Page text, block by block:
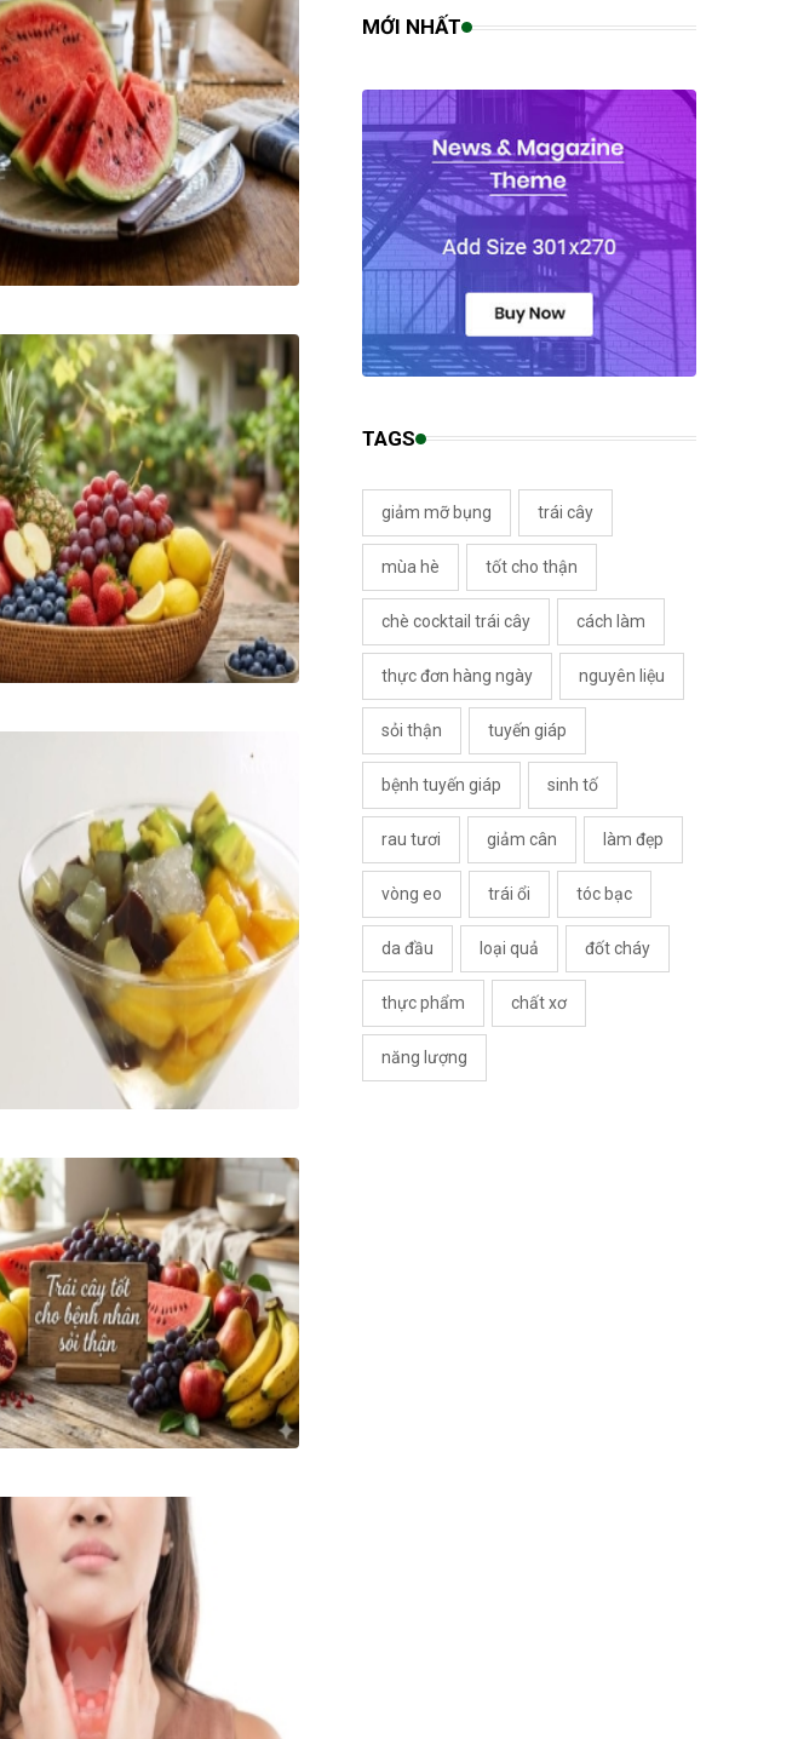
MỚI NHẤT
TAGS
giảm mỡ bụng trái cây
mùa hè tốt cho thận
chè cocktail trái cây cách làm
thực đơn hàng ngày nguyên liệu
sỏi thận tuyến giáp
bệnh tuyến giáp sinh tố
rau tươi giảm cân làm đẹp
vòng eo trái ổi tóc bạc
da đầu loại quả đốt cháy
thực phẩm chất xơ
năng lượng